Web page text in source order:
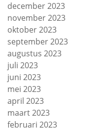
december 2023
november 2023
oktober 2023
september 2023
augustus 2023
juli 2023
juni 2023
mei 2023
april 2023
maart 2023
februari 2023